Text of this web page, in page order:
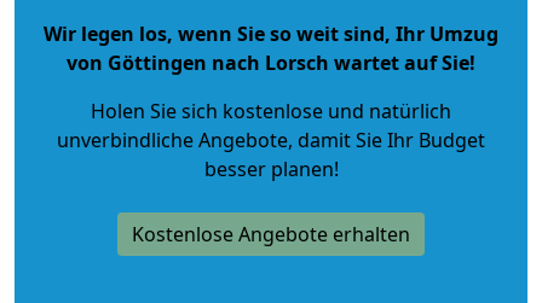
Wir legen los, wenn Sie so weit sind, Ihr Umzug
von Göttingen nach Lorsch wartet auf Sie!
Holen Sie sich kostenlose und natürlich
unverbindliche Angebote, damit Sie Ihr Budget
besser planen!
Kostenlose Angebote erhalten